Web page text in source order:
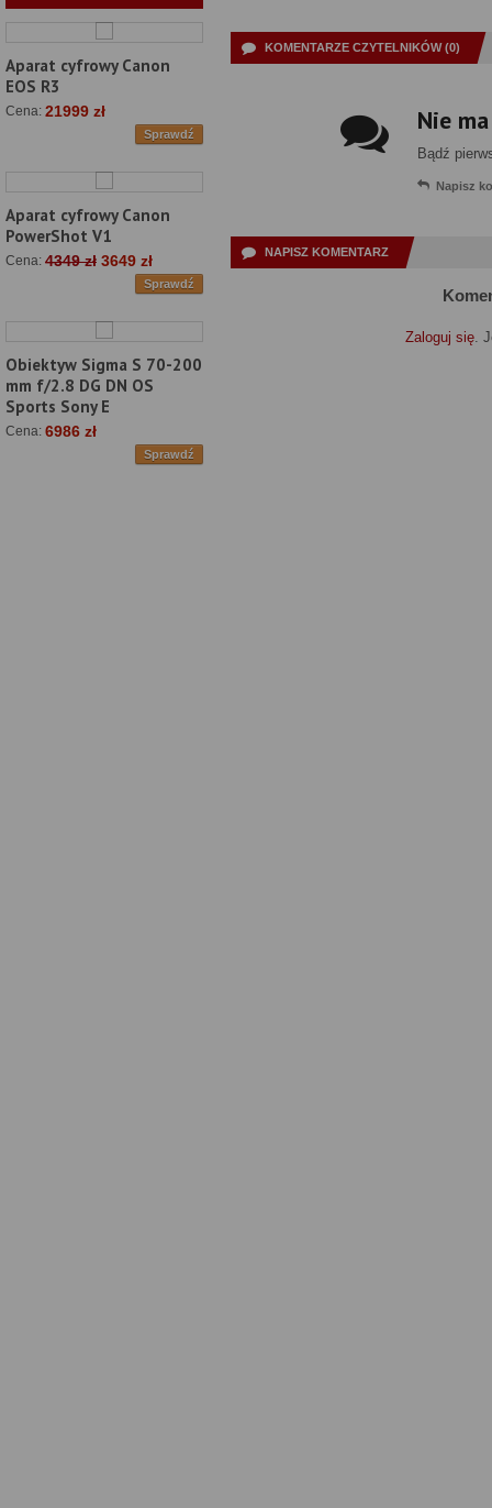
Aparat cyfrowy Canon
EOS R3
Cena: 21999 zł
Sprawdź
Aparat cyfrowy Canon
PowerShot V1
Cena: 4349 zł 3649 zł
Sprawdź
Obiektyw Sigma S 70-200
mm f/2.8 DG DN OS
Sports Sony E
Cena: 6986 zł
Sprawdź
KOMENTARZE CZYTELNIKÓW (0)
Nie
Bądź
Napisz
NAPISZ KOMENTARZ
Zaloguj się.